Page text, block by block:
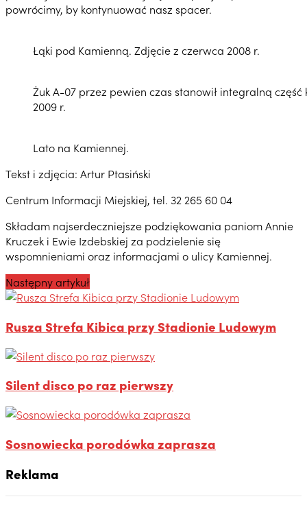
powrócimy, by kontynuować nasz spacer.
Łąki pod Kamienną. Zdjęcie z czerwca 2008 r.
Żuk A-07 przez pewien czas stanowił integralną
2009 r.
Lato na Kamiennej.
Tekst i zdjęcia: Artur Ptasiński
Centrum Informacji Miejskiej, tel. 32 265 60 04
Składam najserdeczniejsze podziękowania paniom Annie
Kruczek i Ewie Izdebskiej za podzielenie się
wspomnieniami oraz informacjami o ulicy Kamiennej.
Następny artykuł
Rusza Strefa Kibica przy Stadionie Ludowym
Silent disco po raz pierwszy
Sosnowiecka porodówka zaprasza
Reklama